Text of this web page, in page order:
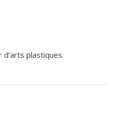
d’arts plastiques